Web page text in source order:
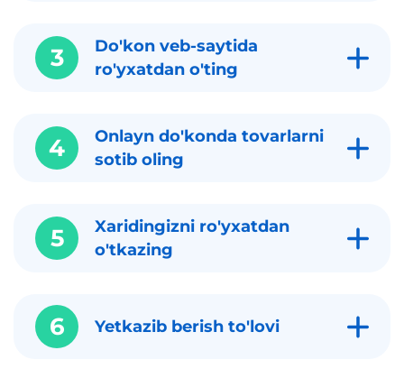
3
Do'kon veb-saytida
ro'yxatdan o'ting
4
Onlayn do'konda tovarlarni
sotib oling
5
Xaridingizni ro'yxatdan
o'tkazing
6 Yetkazib berish to'lovi